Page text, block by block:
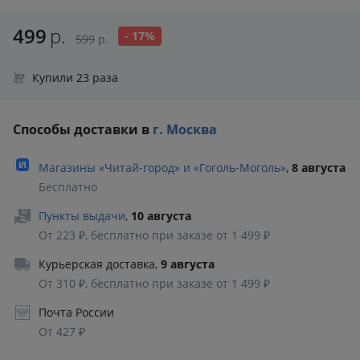
499 р. 599 р. - 17%
Купили 23 раза
Способы доставки в г. Москва
Магазины «Читай‑город» и «Гоголь‑Моголь», 8 августа
Бесплатно
Пункты выдачи, 10 августа
От 223 ₽, бесплатно при заказе от 1 499 ₽
Курьерская доставка, 9 августа
От 310 ₽, бесплатно при заказе от 1 499 ₽
Почта России
От 427 ₽